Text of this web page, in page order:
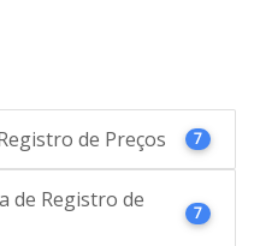
de Preços 7
de Registro de
7